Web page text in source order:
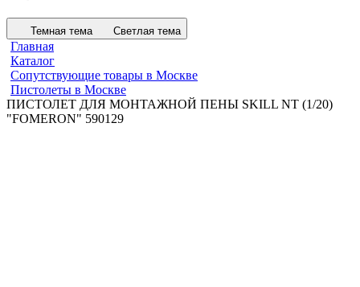
Темная тема Светлая тема
Главная
Каталог
Сопутствующие товары в Москве
Пистолеты в Москве
ПИСТОЛЕТ ДЛЯ МОНТАЖНОЙ ПЕНЫ SKILL NT (1/20)
"FOMERON" 590129